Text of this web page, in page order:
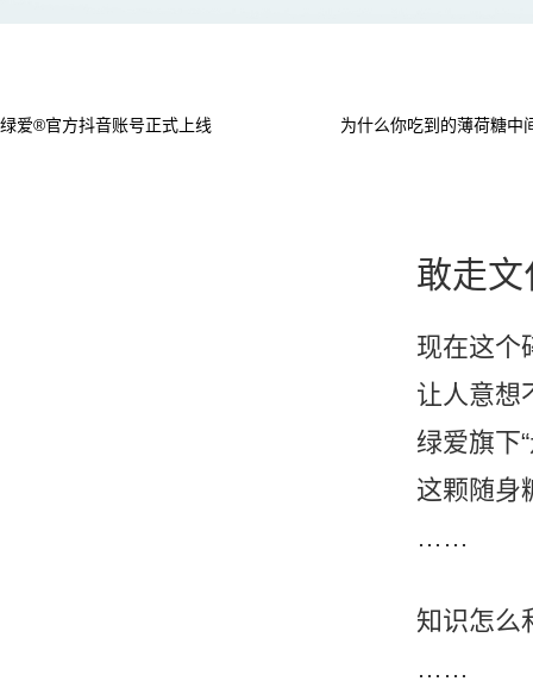
绿爱®官方抖音账号正式上线 为什么你吃到的薄荷糖中
敢走
现在这个
让人意想
绿爱旗下
这颗随身
……
知识怎么
……